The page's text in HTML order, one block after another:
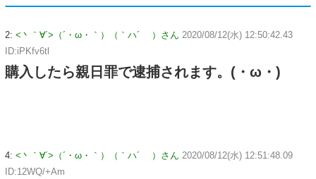
2: <丶｀∀´>（´・ω・｀）（｀ハ´ ）さん 2020/08/12(水) 12:50:42.43
ID:iPKfv6tl
購入したら親日罪で逮捕されます。(・ω・)
4: <丶｀∀´>（´・ω・｀）（｀ハ´ ）さん 2020/08/12(水) 12:51:48.09
ID:12WQ/+Am